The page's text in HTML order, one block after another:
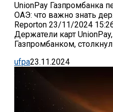
UnionPay Газпромбанка
ОАЭ: что важно знать
Reporton 23/11/2024
Держатели карт
Газпромбанком,
ufpa23.11.2024